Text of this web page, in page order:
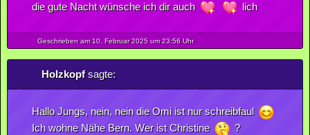
die gute Nacht wünsche ich dir auch
lich
Geschrieben am 10. Februar2025um 23:56 Uhr
Holzkopfsagte:
Hallo Jungs, nein, nein die Omi ist nur schreibfaul
Ich wohne Nähe Bern. Wer ist Christine
?